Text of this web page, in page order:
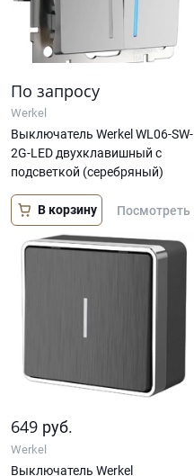
По запросу
Werkel
Выключатель Werkel WL06-SW-
2G-LED двухклавишный с
подсветкой (серебряный)
В корзину Посмотреть
649 руб.
Werkel
Выключатель Werkel